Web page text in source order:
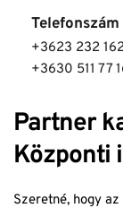
Telefonszám
+3623 232
+3630 511 77
Partner
Központi
Szeretné, hogy